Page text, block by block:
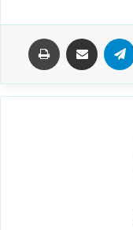
تلگرام اشتراک گذاری از طریق ایمیل